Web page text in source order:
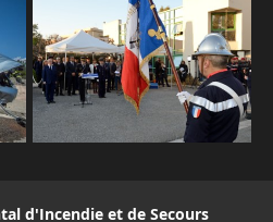
d'Incendie et de Secours